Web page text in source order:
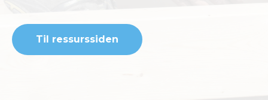
Til ressurssiden